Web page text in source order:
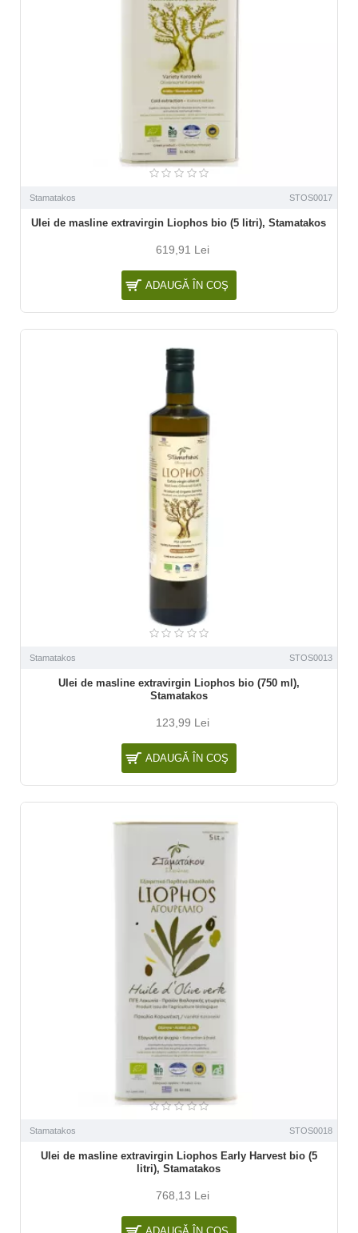
Stamatakos STOS0017
Ulei de masline extravirgin Liophos bio (5 litri), Stamatakos
619,91 Lei
ADAUGĂ ÎN COŞ
Stamatakos STOS0013
Ulei de masline extravirgin Liophos bio (750 ml),
Stamatakos
123,99 Lei
ADAUGĂ ÎN COŞ
Stamatakos STOS0018
Ulei de masline extravirgin Liophos Early Harvest bio (5
litri), Stamatakos
768,13 Lei